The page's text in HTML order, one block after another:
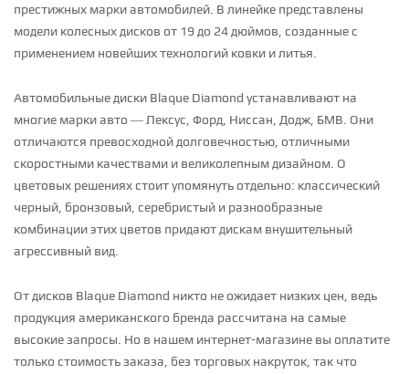
престижных марки автомобилей. В линейке представлены
модели колесных дисков от 19 до 24 дюймов, созданные с
применением новейших технологий ковки и литья.
Автомобильные диски Blaque Diamond устанавливают на
многие марки авто — Лексус, Форд, Ниссан, Додж, БМВ. Они
отличаются превосходной долговечностью, отличными
скоростными качествами и великолепным дизайном. О
цветовых решениях стоит упомянуть отдельно: классический
черный, бронзовый, серебристый и разнообразные
комбинации этих цветов придают дискам внушительный
агрессивный вид.
От дисков Blaque Diamond никто не ожидает низких цен, ведь
продукция американского бренда рассчитана на самые
высокие запросы. Но в нашем интернет-магазине вы оплатите
только стоимость заказа, без торговых накруток, так что